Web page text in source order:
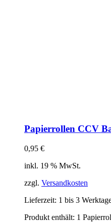
Papierrollen CCV
0,95 €
inkl. 19 % MwSt.
zzgl. Versandkosten
Lieferzeit: 1 bis 3
Produkt enthält: 1